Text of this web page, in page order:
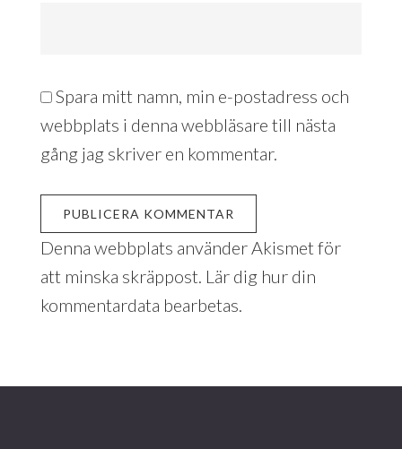
Spara mitt namn, min e-postadress och
webbplats i denna webbläsare till nästa
gång jag skriver en kommentar.
Denna webbplats använder Akismet för
att minska skräppost. Lär dig hur din
kommentardata bearbetas